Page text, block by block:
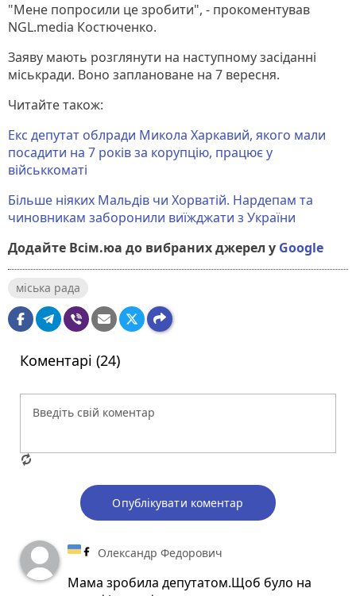
"Мене попросили це зробити", - прокоментував
NGL.media Костюченко.
Заяву мають розглянути на наступному засіданні
міськради. Воно заплановане на 7 вересня.
Читайте також:
Екс депутат облради Микола Харкавий, якого мали
посадити на 7 років за корупцію, працює у
військкоматі
Більше ніяких Мальдів чи Хорватій. Нардепам та
чиновникам заборонили виїжджати з України
Додайте Всім.юа до вибраних джерел у Google
міська рада
Коментарі (24)
Опублікувати коментар
Олександр Федорович
Мама зробила депутатом.Щоб було на